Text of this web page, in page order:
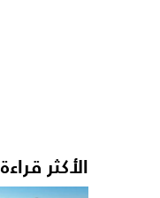
الأكثر قراءة